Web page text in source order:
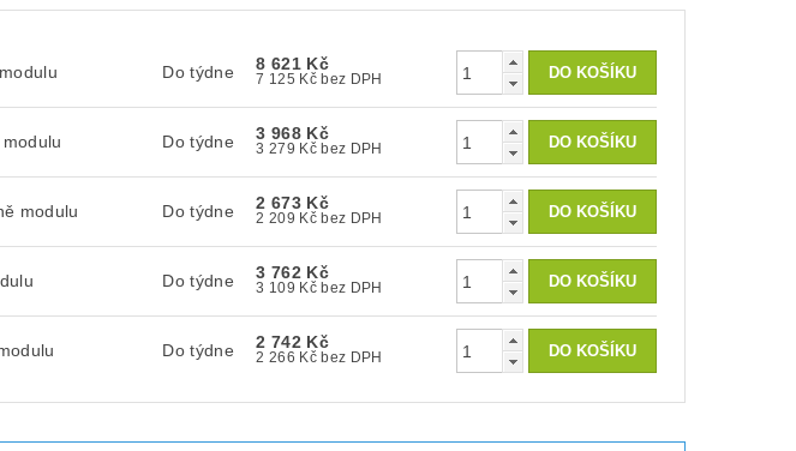
Do týdne 8 621 Kč
7 125 Kč bez DPH
Do týdne 3 968 Kč
3 279 Kč bez DPH
modulu Do týdne 2 673 Kč
2 209 Kč bez DPH
Do týdne 3 762 Kč
3 109 Kč bez DPH
Do týdne 2 742 Kč
2 266 Kč bez DPH